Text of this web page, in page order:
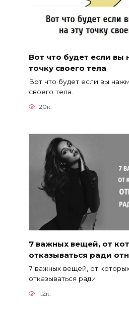
Вот что будет если вы
точку своего тела
Вот что будет если вы
своего тела.
20к.
7 важных вещей, от
отказываться ради
7 важных вещей, от
отказываться ради
1.2к.